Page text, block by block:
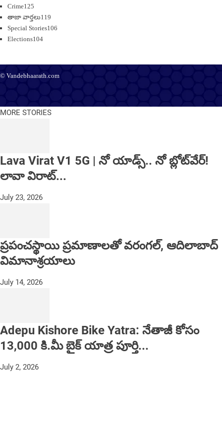
Crime125
తాజా వార్తలు119
Special Stories106
Elections104
© Vandebhaarath.com
MORE STORIES
Lava Virat V1 5G | నో యాడ్స్.. నో బ్లోట్‌వేర్!
లావా విరాట్...
July 23, 2026
ప్రపంచస్థాయి ప్రమాణాలతో వరంగల్, ఆదిలాబాద్
విమానాశ్రయాలు
July 14, 2026
Adepu Kishore Bike Yatra: నేతాజీ కోసం
13,000 కి.మీ బైక్ యాత్ర పూర్తి...
July 2, 2026